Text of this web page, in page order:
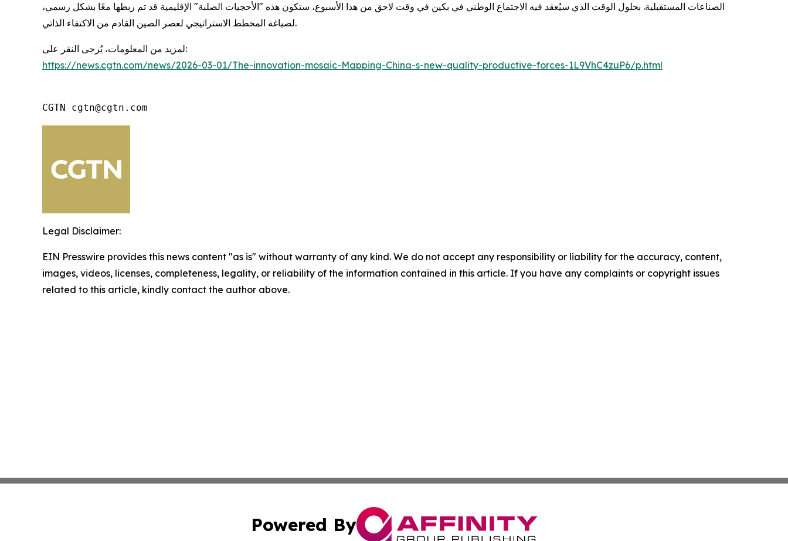
الصناعات المستقبلية. بحلول الوقت الذي سيُعقد فيه الاجتماع الوطني في بكين في وقت لاحق من هذا الأسبوع، ستكون هذه "الأحجيات الصلبة" الإقليمية قد تم ربطها معًا بشكل رسمي،
لصياغة المخطط الاستراتيجي لعصر الصين القادم من الاكتفاء الذاتي.
لمزيد من المعلومات، يُرجى النقر على:
https://news.cgtn.com/news/2026-03-01/The-innovation-mosaic-Mapping-China-s-new-quality-productive-forces-1L9VhC4zuP6/p.html
CGTN cgtn@cgtn.com
Legal Disclaimer:
EIN Presswire provides this news content "as is" without warranty of any kind. We do not accept any responsibility or liability for the accuracy, content,
images, videos, licenses, completeness, legality, or reliability of the information contained in this article. If you have any complaints or copyright issues
related to this article, kindly contact the author above.
Powered By